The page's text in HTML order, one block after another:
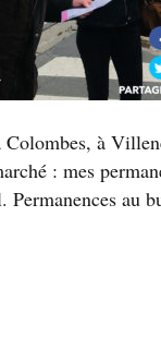
à
: mes
Permanences au